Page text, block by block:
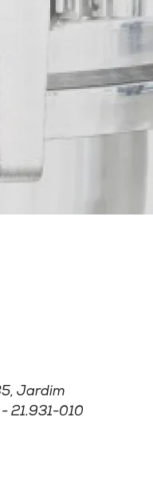
Jardim
21.931-010